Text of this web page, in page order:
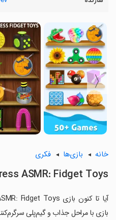
〈
خانه بازی‌ها فکری
ASMR: Fidget Toys
بازی با مراحل جذاب و گیم‌پلی